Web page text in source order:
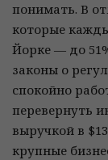
понимать. В
которые
Йорке — до
законы о
спокойно
перевернуть
выручкой в
крупные